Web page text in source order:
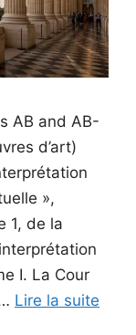
AB and AB-
d’art)
»,
1, de la
I. La Cour
Lire la suite